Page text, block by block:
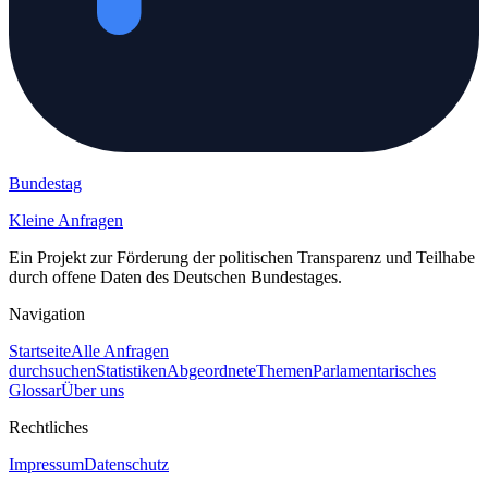
Bundestag
Kleine Anfragen
Ein Projekt zur Förderung der politischen Transparenz und Teilhabe
durch offene Daten des Deutschen Bundestages.
Navigation
StartseiteAlle Anfragen
durchsuchenStatistikenAbgeordneteThemenParlamentarisches
GlossarÜber uns
Rechtliches
ImpressumDatenschutz